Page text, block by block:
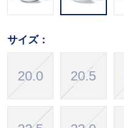
サイズ：
20.0 20.5